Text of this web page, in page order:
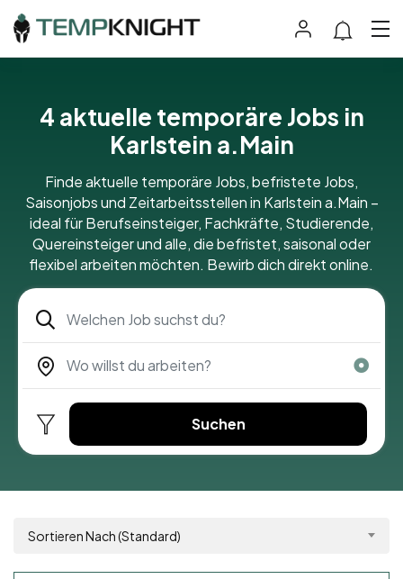
4 aktuelle temporäre Jobs in
Karlstein a.Main
Finde aktuelle temporäre Jobs, befristete Jobs,
Saisonjobs und Zeitarbeitsstellen in Karlstein a.Main –
ideal für Berufseinsteiger, Fachkräfte, Studierende,
Quereinsteiger und alle, die befristet, saisonal oder
flexibel arbeiten möchten. Bewirb dich direkt online.
Suchen
Sortieren Nach (Standard)